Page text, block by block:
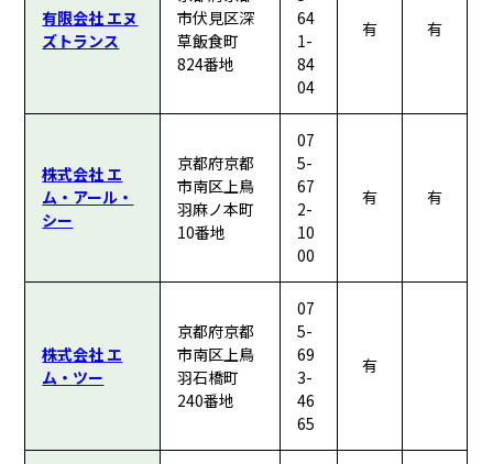
有限会社 エヌ
ズトランス
市伏見区深
草飯食町
824番地
64
1-
84
04
有 有
株式会社 エ
ム・アール・
シー
京都府京都
市南区上鳥
羽麻ノ本町
10番地
07
5-
67
2-
10
00
有 有
株式会社 エ
ム・ツー
京都府京都
市南区上鳥
羽石橋町
240番地
07
5-
69
3-
46
65
有